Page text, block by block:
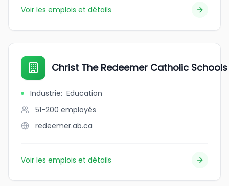
Voir les emplois et détails
Christ The Redeemer Catholic Schools
Industrie: Education
51-200 employés
redeemer.ab.ca
Voir les emplois et détails